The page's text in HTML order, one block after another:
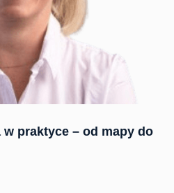
praktyce – od mapy do